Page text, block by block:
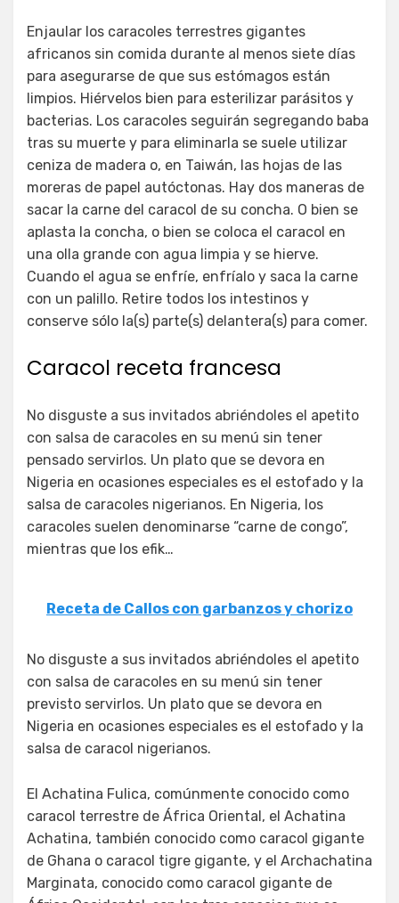
Enjaular los caracoles terrestres gigantes
africanos sin comida durante al menos siete días
para asegurarse de que sus estómagos están
limpios. Hiérvelos bien para esterilizar parásitos y
bacterias. Los caracoles seguirán segregando baba
tras su muerte y para eliminarla se suele utilizar
ceniza de madera o, en Taiwán, las hojas de las
moreras de papel autóctonas. Hay dos maneras de
sacar la carne del caracol de su concha. O bien se
aplasta la concha, o bien se coloca el caracol en
una olla grande con agua limpia y se hierve.
Cuando el agua se enfríe, enfríalo y saca la carne
con un palillo. Retire todos los intestinos y
conserve sólo la(s) parte(s) delantera(s) para comer.
Caracol receta francesa
No disguste a sus invitados abriéndoles el apetito
con salsa de caracoles en su menú sin tener
pensado servirlos. Un plato que se devora en
Nigeria en ocasiones especiales es el estofado y la
salsa de caracoles nigerianos. En Nigeria, los
caracoles suelen denominarse “carne de congo”,
mientras que los efik…
Receta de Callos con garbanzos y chorizo
No disguste a sus invitados abriéndoles el apetito
con salsa de caracoles en su menú sin tener
previsto servirlos. Un plato que se devora en
Nigeria en ocasiones especiales es el estofado y la
salsa de caracol nigerianos.
El Achatina Fulica, comúnmente conocido como
caracol terrestre de África Oriental, el Achatina
Achatina, también conocido como caracol gigante
de Ghana o caracol tigre gigante, y el Archachatina
Marginata, conocido como caracol gigante de